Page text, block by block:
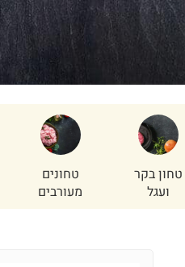
טחון בקר
ועגל
טחונים
מעורבים